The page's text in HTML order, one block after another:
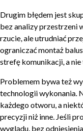
Drugim błędem jest
bez analizy przestrzeni
rzucie, ale utrudniać
ograniczać montaż
strefę komunikacji, a
Problemem bywa też
technologii wykonania.
każdego otworu, a
precyzji niż inne. Jeśli
wyglądu, bez